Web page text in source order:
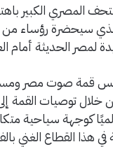
المصري الكبير
سيحضرة رؤساء من
لمصر الحديثة أمام
صوت مصر ومساعد
توصيات القمة إلى
كوجهة سياحية
في هذا القطاع الغني